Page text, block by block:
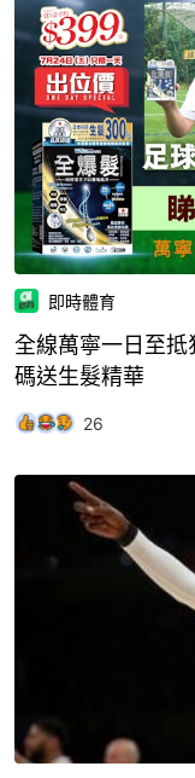
即時體育
全線萬寧一日至
碼送生髮精華
26